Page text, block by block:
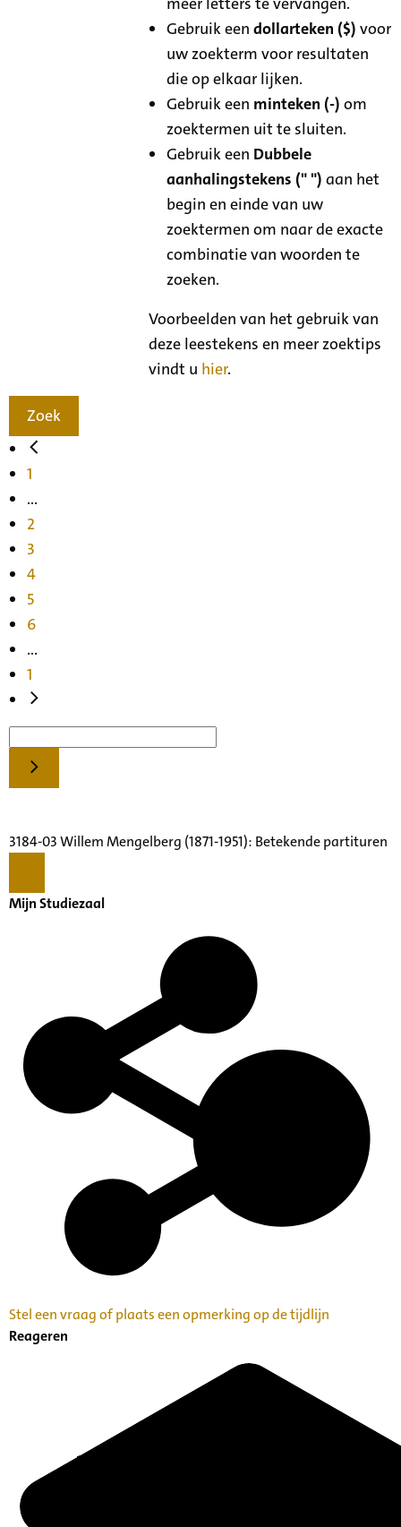
Gebruik eendollarteken ($) voor
uw zoekterm voor resultaten
die op elkaar lijken.
Gebruik een minteken (-) om
zoektermen uit te sluiten.
Gebruik een Dubbele
aanhalingstekens (" ") aan het
begin en einde van uw
zoektermen om naar de exacte
combinatie van woorden te
zoeken.
Voorbeelden van het gebruik van
deze leestekens en meer zoektips
vindt u hier.
Zoek
1
...
2
3
4
5
6
...
1
3184-03 Willem Mengelberg (1871-1951): Betekende partituren
Mijn Studiezaal
Stel een vraag of plaats een opmerking op de tijdlijn
Reageren